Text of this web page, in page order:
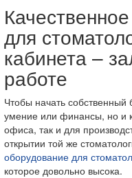
для
кабинета –
работе
Чтобы начать собственный
умение или финансы, но и
офиса, так и для
открытии той же
оборудование для
которое довольно высока.